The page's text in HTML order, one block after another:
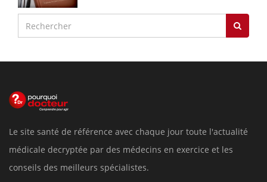
Le site santé de référence avec chaque jour toute l'actualité
médicale decryptée par des médecins en exercice et les
conseils des meilleurs spécialistes.